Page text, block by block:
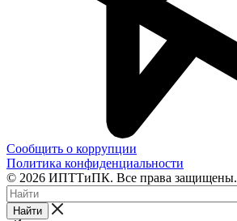
Сообщить о коррупции
Политика конфиденциальности
© 2026 ИПТТиПК. Все права защищены.
Найти